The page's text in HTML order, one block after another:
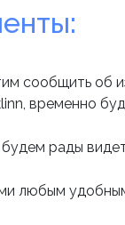
сообщить об
временно
рады
любым